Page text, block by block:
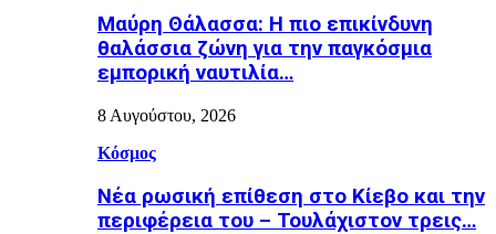
Μαύρη Θάλασσα: Η πιο επικίνδυνη
θαλάσσια ζώνη για την παγκόσμια
εμπορική ναυτιλία…
8 Αυγούστου, 2026
Κόσμος
Nέα ρωσική επίθεση στο Κίεβο και την
περιφέρεια του – Τουλάχιστον τρεις…